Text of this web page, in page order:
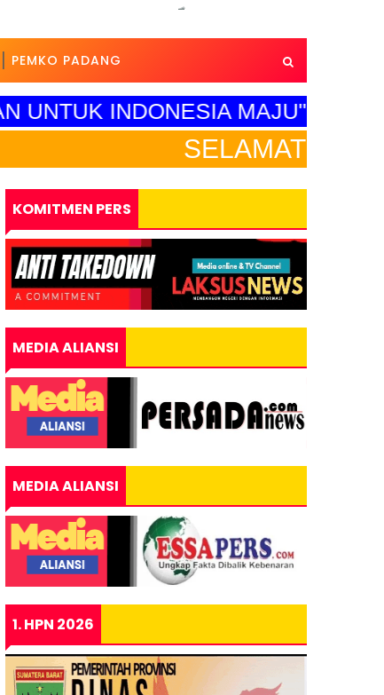
PEMKO PADANG
UNTUK INDONESIA MAJU"
SELAMAT HARI
KOMITMEN PERS
MEDIA ALIANSI
MEDIA ALIANSI
1. HPN 2026